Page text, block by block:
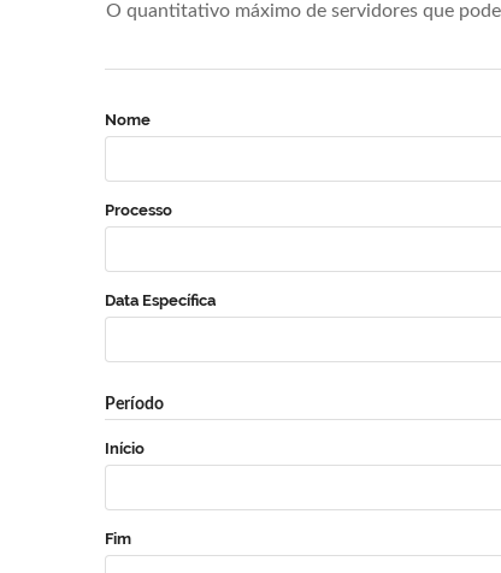
O quantitativo máximo de servidores que
Nome
Processo
Data Específica
Período
Início
Fim